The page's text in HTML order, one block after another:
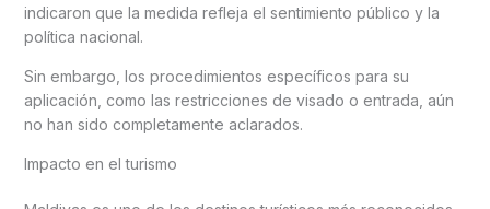
indicaron que la medida refleja el sentimiento público y la
política nacional.
Sin embargo, los procedimientos específicos para su
aplicación, como las restricciones de visado o entrada, aún
no han sido completamente aclarados.
Impacto en el turismo